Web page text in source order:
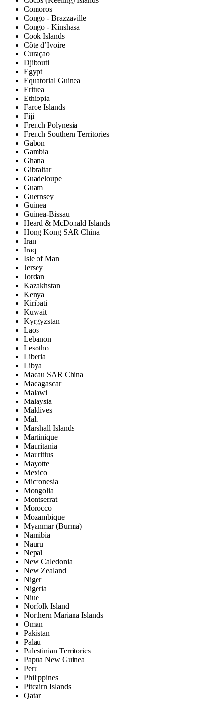
Comoros
Congo - Brazzaville
Congo - Kinshasa
Cook Islands
Côte d’Ivoire
Curaçao
Djibouti
Egypt
Equatorial Guinea
Eritrea
Ethiopia
Faroe Islands
Fiji
French Polynesia
French Southern Territories
Gabon
Gambia
Ghana
Gibraltar
Guadeloupe
Guam
Guernsey
Guinea
Guinea-Bissau
Heard & McDonald Islands
Hong Kong SAR China
Iran
Iraq
Isle of Man
Jersey
Jordan
Kazakhstan
Kenya
Kiribati
Kuwait
Kyrgyzstan
Laos
Lebanon
Lesotho
Liberia
Libya
Macau SAR China
Madagascar
Malawi
Malaysia
Maldives
Mali
Marshall Islands
Martinique
Mauritania
Mauritius
Mayotte
Mexico
Micronesia
Mongolia
Montserrat
Morocco
Mozambique
Myanmar (Burma)
Namibia
Nauru
Nepal
New Caledonia
New Zealand
Niger
Nigeria
Niue
Norfolk Island
Northern Mariana Islands
Oman
Pakistan
Palau
Palestinian Territories
Papua New Guinea
Peru
Philippines
Pitcairn Islands
Qatar